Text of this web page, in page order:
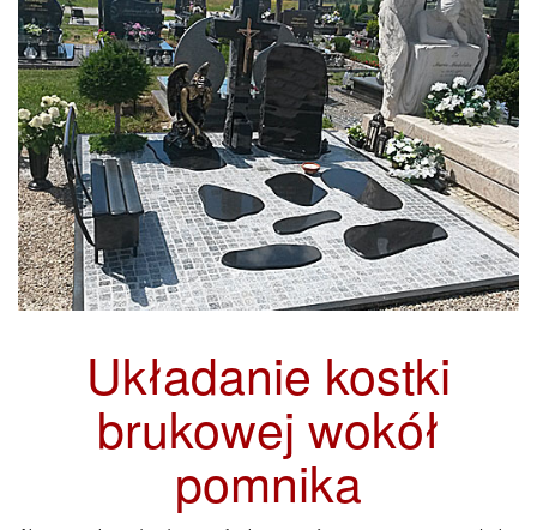
Układanie kostki
brukowej wokół
pomnika